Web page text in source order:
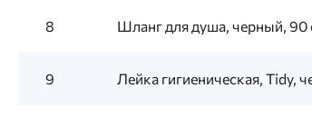
8 Шланг для душа, черный, 90
9 Лейка гигиеническая, Tidy,